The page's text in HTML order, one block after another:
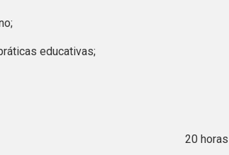
educativas;
20 horas